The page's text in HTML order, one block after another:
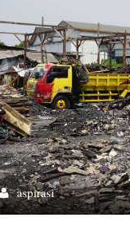
aspirasi